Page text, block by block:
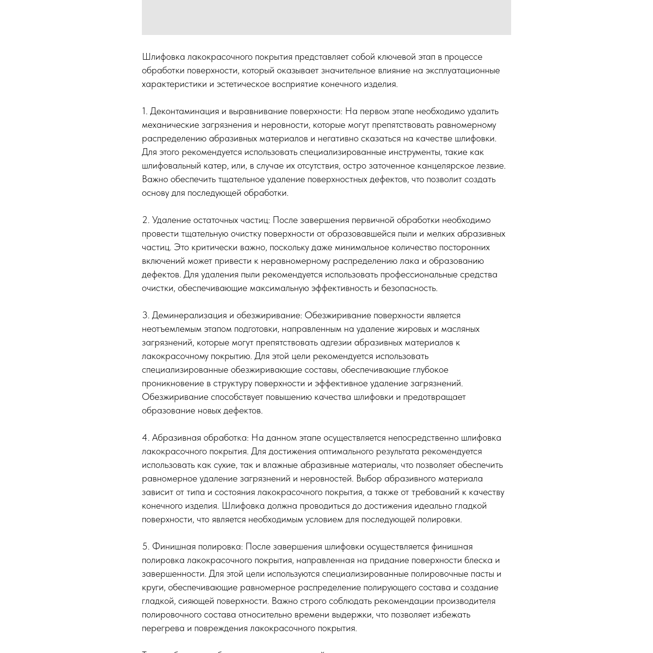
Шлифовка лакокрасочного покрытия представляет собой ключевой этап в процессе
обработки поверхности, который оказывает значительное влияние на эксплуатационные
характеристики и эстетическое восприятие конечного изделия.
1. Деконтаминация и выравнивание поверхности: На первом этапе необходимо удалить
механические загрязнения и неровности, которые могут препятствовать равномерному
распределению абразивных материалов и негативно сказаться на качестве шлифовки.
Для этого рекомендуется использовать специализированные инструменты, такие как
шлифовальный катер, или, в случае их отсутствия, остро заточенное канцелярское лезвие.
Важно обеспечить тщательное удаление поверхностных дефектов, что позволит создать
основу для последующей обработки.
2. Удаление остаточных частиц: После завершения первичной обработки необходимо
провести тщательную очистку поверхности от образовавшейся пыли и мелких абразивных
частиц. Это критически важно, поскольку даже минимальное количество посторонних
включений может привести к неравномерному распределению лака и образованию
дефектов. Для удаления пыли рекомендуется использовать профессиональные средства
очистки, обеспечивающие максимальную эффективность и безопасность.
3. Деминерализация и обезжиривание: Обезжиривание поверхности является
неотъемлемым этапом подготовки, направленным на удаление жировых и масляных
загрязнений, которые могут препятствовать адгезии абразивных материалов к
лакокрасочному покрытию. Для этой цели рекомендуется использовать
специализированные обезжиривающие составы, обеспечивающие глубокое
проникновение в структуру поверхности и эффективное удаление загрязнений.
Обезжиривание способствует повышению качества шлифовки и предотвращает
образование новых дефектов.
4. Абразивная обработка: На данном этапе осуществляется непосредственно шлифовка
лакокрасочного покрытия. Для достижения оптимального результата рекомендуется
использовать как сухие, так и влажные абразивные материалы, что позволяет обеспечить
равномерное удаление загрязнений и неровностей. Выбор абразивного материала
зависит от типа и состояния лакокрасочного покрытия, а также от требований к качеству
конечного изделия. Шлифовка должна проводиться до достижения идеально гладкой
поверхности, что является необходимым условием для последующей полировки.
5. Финишная полировка: После завершения шлифовки осуществляется финишная
полировка лакокрасочного покрытия, направленная на придание поверхности блеска и
завершенности. Для этой цели используются специализированные полировочные пасты и
круги, обеспечивающие равномерное распределение полирующего состава и создание
гладкой, сияющей поверхности. Важно строго соблюдать рекомендации производителя
полировочного состава относительно времени выдержки, что позволяет избежать
перегрева и повреждения лакокрасочного покрытия.